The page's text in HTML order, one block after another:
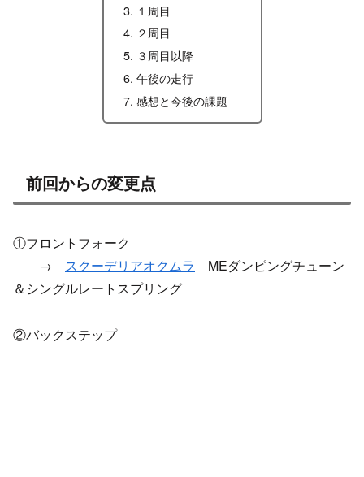
１周目
２周目
３周目以降
午後の走行
感想と今後の課題
前回からの変更点
①フロントフォーク
→ スクーデリアオクムラ MEダンピングチューン
＆シングルレートスプリング
②バックステップ